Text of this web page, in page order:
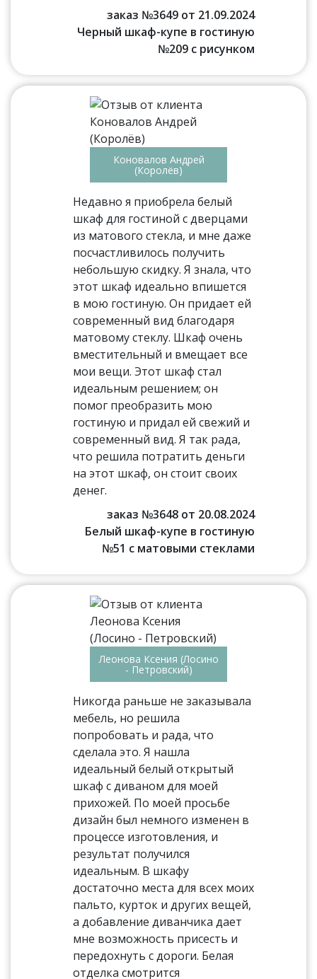
заказ №3649 от 21.09.2024
Черный шкаф-купе в гостиную
№209 с рисунком
Коновалов Андрей
(Королёв)
Недавно я приобрела белый
шкаф для гостиной с дверцами
из матового стекла, и мне даже
посчастливилось получить
небольшую скидку. Я знала, что
этот шкаф идеально впишется
в мою гостиную. Он придает ей
современный вид благодаря
матовому стеклу. Шкаф очень
вместительный и вмещает все
мои вещи. Этот шкаф стал
идеальным решением; он
помог преобразить мою
гостиную и придал ей свежий и
современный вид. Я так рада,
что решила потратить деньги
на этот шкаф, он стоит своих
денег.
заказ №3648 от 20.08.2024
Белый шкаф-купе в гостиную
№51 с матовыми стеклами
Леонова Ксения (Лосино
- Петровский)
Никогда раньше не заказывала
мебель, но решила
попробовать и рада, что
сделала это. Я нашла
идеальный белый открытый
шкаф с диваном для моей
прихожей. По моей просьбе
дизайн был немного изменен в
процессе изготовления, и
результат получился
идеальным. В шкафу
достаточно места для всех моих
пальто, курток и других вещей,
а добавление диванчика дает
мне возможность присесть и
передохнуть с дороги. Белая
отделка смотрится